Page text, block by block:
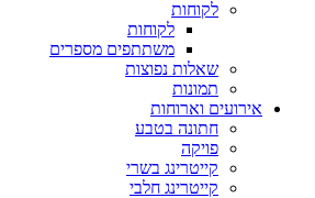
לקוחות
לקוחות
משתתפים מספרים
שאלות נפוצות
תמונות
אירועים וארוחות
חתונה בטבע
פויקה
קייטרינג בשרי
קייטרינג חלבי